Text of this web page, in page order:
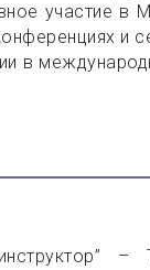
участие в
и
в
–